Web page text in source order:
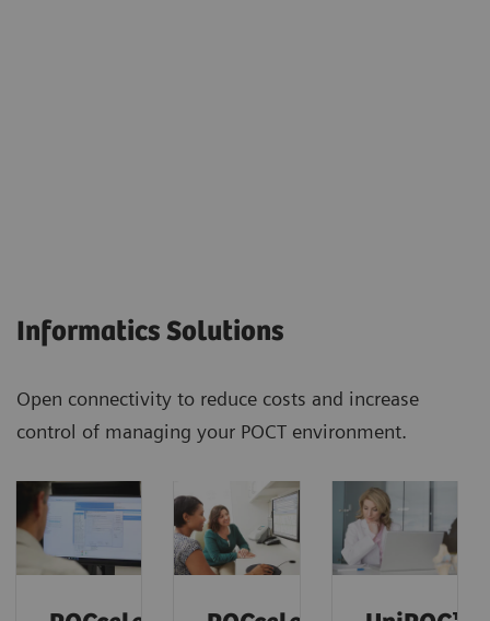
Informatics Solutions
Open connectivity to reduce costs and increase
control of managing your POCT environment.